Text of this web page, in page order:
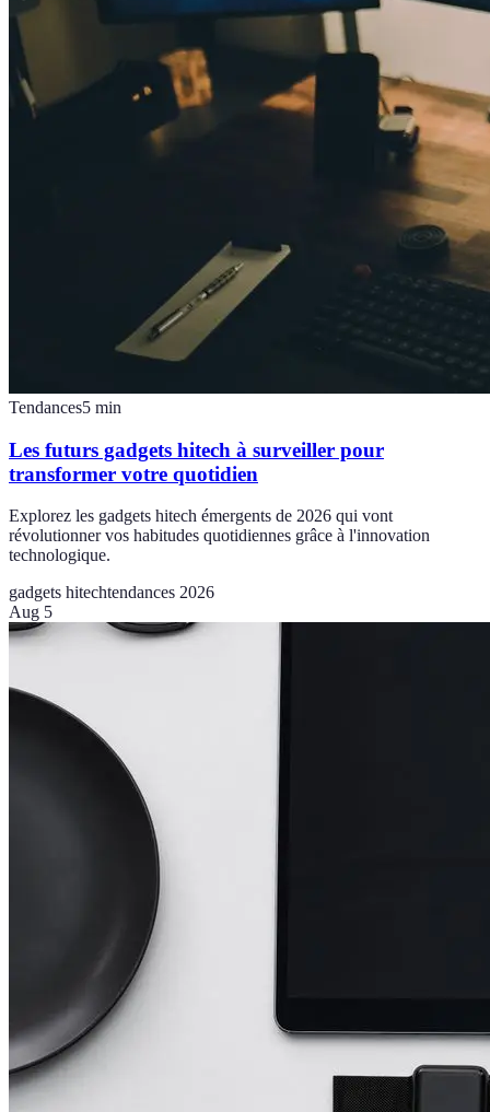
Tendances5 min
Les futurs gadgets hitech à surveiller pour
transformer votre quotidien
Explorez les gadgets hitech émergents de 2026 qui vont
révolutionner vos habitudes quotidiennes grâce à l'innovation
technologique.
gadgets hitechtendances 2026
Aug 5